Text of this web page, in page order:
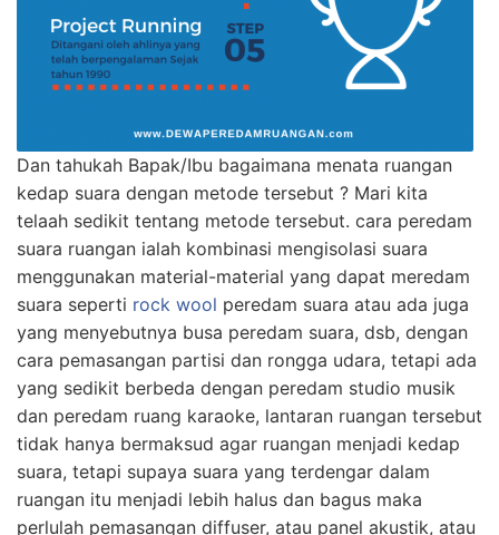
Dan tahukah Bapak/Ibu bagaimana menata ruangan
kedap suara dengan metode tersebut ? Mari kita
telaah sedikit tentang metode tersebut. cara peredam
suara ruangan ialah kombinasi mengisolasi suara
menggunakan material-material yang dapat meredam
suara seperti rock wool peredam suara atau ada juga
yang menyebutnya busa peredam suara, dsb, dengan
cara pemasangan partisi dan rongga udara, tetapi ada
yang sedikit berbeda dengan peredam studio musik
dan peredam ruang karaoke, lantaran ruangan tersebut
tidak hanya bermaksud agar ruangan menjadi kedap
suara, tetapi supaya suara yang terdengar dalam
ruangan itu menjadi lebih halus dan bagus maka
perlulah pemasangan diffuser, atau panel akustik, atau